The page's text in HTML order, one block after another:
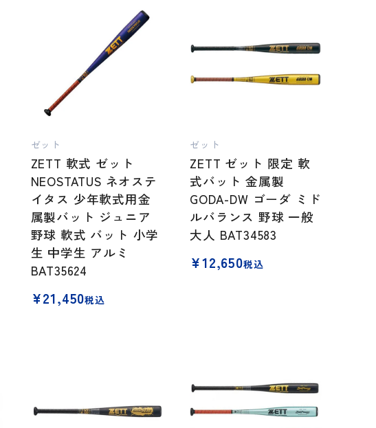
ゼット
ZETT 軟式 ゼット
NEOSTATUS ネオステ
イタス 少年軟式用金
属製バット ジュニア
野球 軟式 バット 小学
生 中学生 アルミ
BAT35624
¥21,450税込
ゼット
ZETT ゼット 限定 軟
式バット 金属製
GODA-DW ゴーダ ミド
ルバランス 野球 一般
大人 BAT34583
¥12,650税込